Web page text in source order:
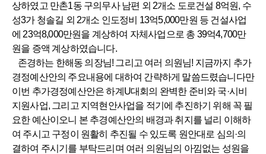
상하였고 만촌1동 구의무사 남편 외 2개소 도로건설 8억원, 수
성3가 청솔길 외 2개소 인도정비 13억5,000만원 등 건설사업
에 23억8,000만원을 계상하여 자체사업으로 총 39억4,700만
원을 증액 계상하였습니다.
존경하는 한해동 의장님! 그리고 여러 의원님! 지금까지 추가
경정예산안의 주요내용에 대하여 간략하게 말씀드렸습니다만
이번 추가경정예산안은 하계U대회의 완벽한 준비와 국·시비
지원사업, 그리고 지역현안사업을 적기에 추진하기 위해 꼭 필
요한 예산이오니 본 추경예산안의 배경과 취지를 널리 이해하
여 주시고 구정이 원활히 추진될 수 있도록 원안대로 심의·의
결하여 주시기를 부탁드리며 여러 의원님의 아낌없는 성원을